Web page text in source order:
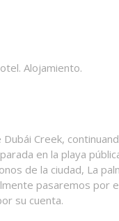
Alojamiento.
Creek,
en la playa
de la ciudad, La
pasaremos por
su cuenta.